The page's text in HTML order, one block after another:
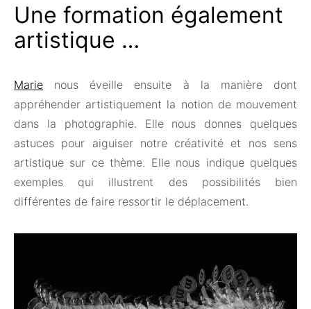
Une formation également
artistique …
Marie nous éveille ensuite à la manière dont
appréhender artistiquement la notion de mouvement
dans la photographie. Elle nous donnes quelques
astuces pour aiguiser notre créativité et nos sens
artistique sur ce thème. Elle nous indique quelques
exemples qui illustrent des possibilités bien
différentes de faire ressortir le déplacement.